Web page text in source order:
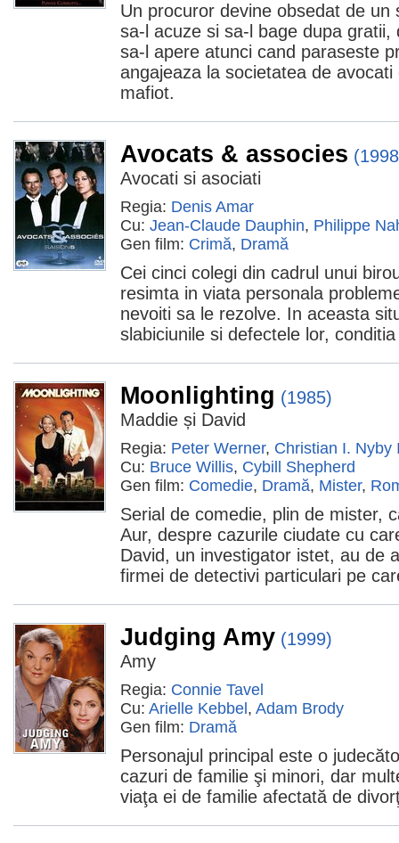
Un procuror devine obsedat de
sa-l acuze si sa-l bage dupa
sa-l apere atunci cand paraseste
angajeaza la societatea de
mafiot.
Avocats & associes
Avocati si asociati
Regia: Denis Amar
Cu: Jean-Claude Dauphin, Philippe
Gen film: Crimă, Dramă
Cei cinci colegi din cadrul unui
resimta in viata personala
nevoiti sa le rezolve. In aceasta
slabiciunile si defectele lor,
Moonlighting (1985)
Maddie și David
Regia: Peter Werner, Christian I. Nyby
Cu: Bruce Willis, Cybill Shepherd
Gen film: Comedie, Dramă, Mister,
Serial de comedie, plin de mister,
Aur, despre cazurile ciudate cu
David, un investigator istet, au de
firmei de detectivi particulari pe
Judging Amy (1999)
Amy
Regia: Connie Tavel
Cu: Arielle Kebbel , Adam Brody
Gen film: Dramă
Personajul principal este o
cazuri de familie şi minori, dar
viaţa ei de familie afectată de